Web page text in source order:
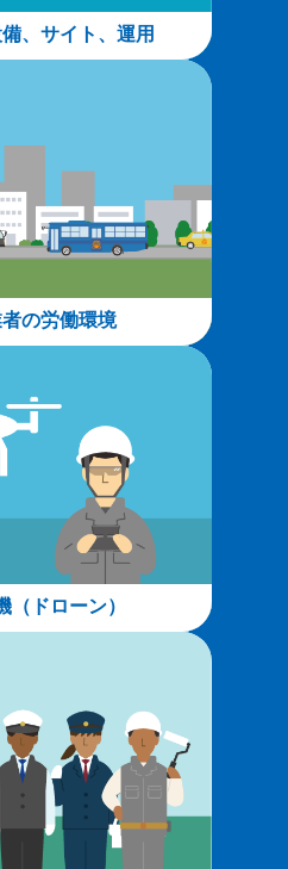
、サイト、運用
の労働環境
（ドローン）